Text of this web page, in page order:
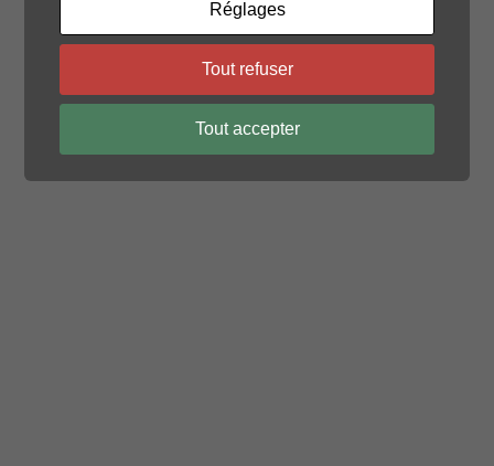
© 2026 OURS BIPOLAIRE. Created with
using
WordPress andKubio
Réglages
Tout refuser
Tout accepter